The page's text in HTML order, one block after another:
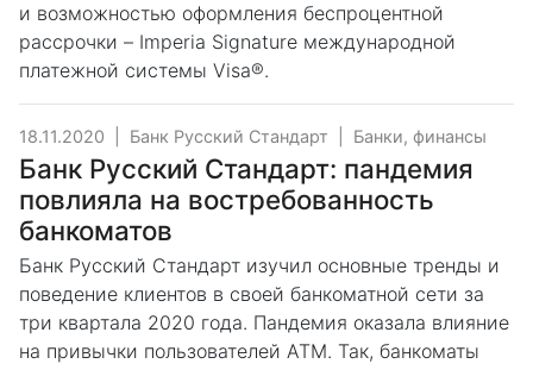
и возможностью оформления беспроцентной
рассрочки – Imperia Signature международной
платежной системы Visa®.
18.11.2020 Банк Русский Стандарт Банки, финансы
Банк Русский Стандарт: пандемия
повлияла на востребованность
банкоматов
Банк Русский Стандарт изучил основные тренды и
поведение клиентов в своей банкоматной сети за
три квартала 2020 года. Пандемия оказала влияние
на привычки пользователей ATM. Так, банкоматы